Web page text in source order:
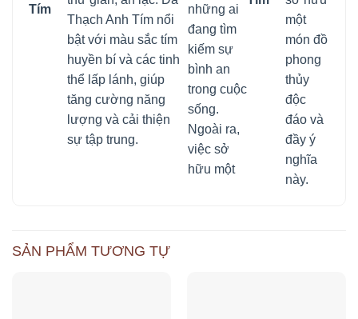
Tím
Thạch Anh Tím nổi
bật với màu sắc tím
huyền bí và các tinh
thể lấp lánh, giúp
tăng cường năng
lượng và cải thiện
sự tập trung.
những ai
đang tìm
kiếm sự
bình an
trong cuộc
sống.
Ngoài ra,
việc sở
hữu một
một
món đồ
phong
thủy
độc
đáo và
đầy ý
nghĩa
này.
SẢN PHẨM TƯƠNG TỰ